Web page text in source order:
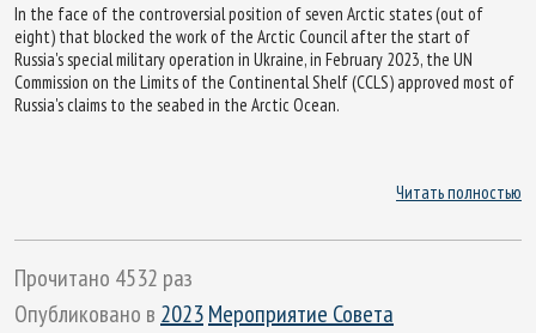
In the face of the controversial position of seven Arctic states (out of
eight) that blocked the work of the Arctic Council after the start of
Russia's special military operation in Ukraine, in February 2023, the UN
Commission on the Limits of the Continental Shelf (CCLS) approved most of
Russia's claims to the seabed in the Arctic Ocean.
Читать полностью
Прочитано 4532 раз
Опубликовано в 2023Мероприятие Совета